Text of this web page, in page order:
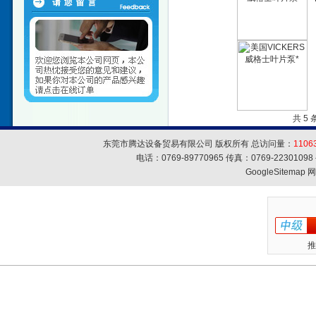
共 5
东莞市腾达设备贸易有限公司 版权所有 总访问量：
电话：0769-89770965 传真：0769-
GoogleSitemap网